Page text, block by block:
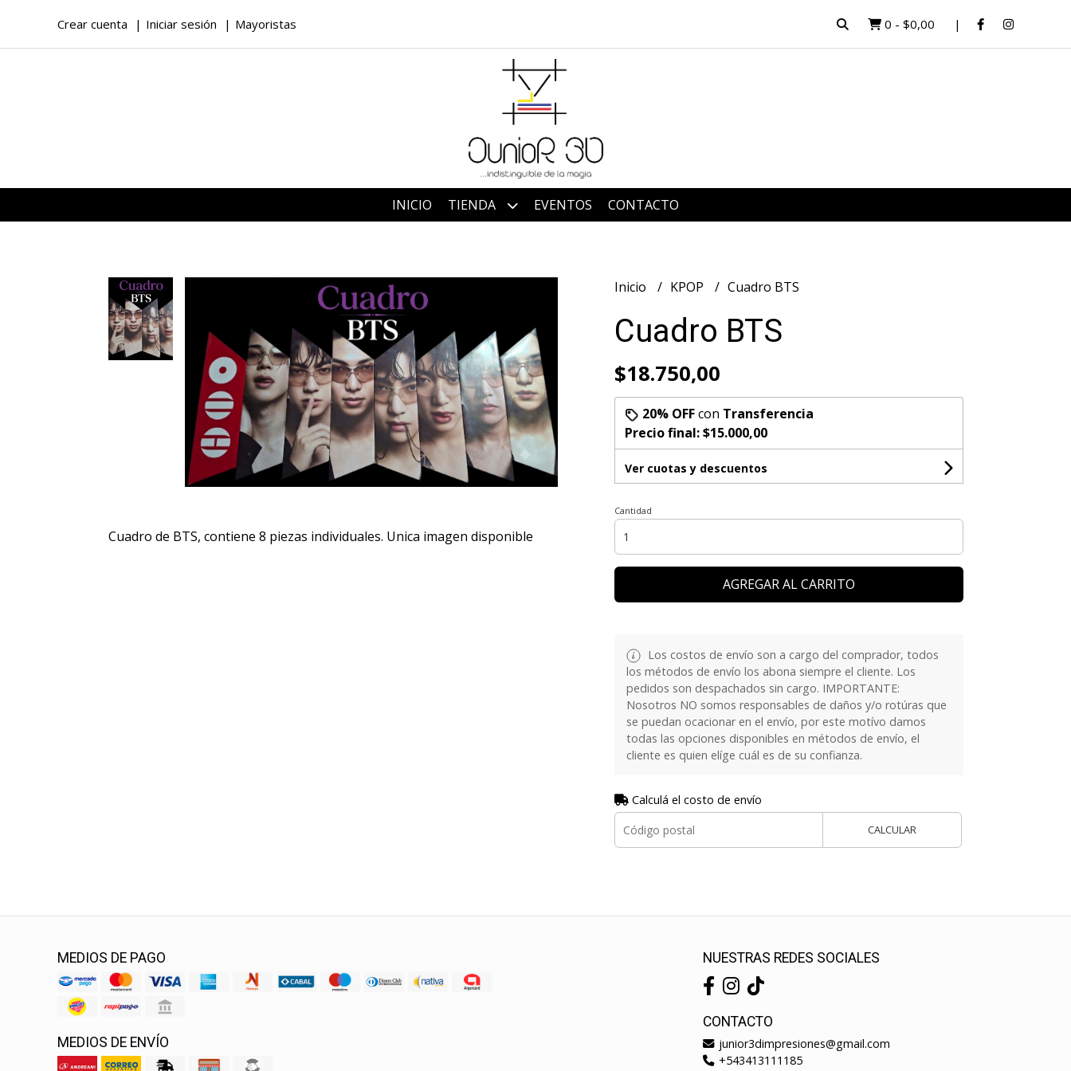
Crear cuenta Iniciar sesión Mayoristas 0 - $0,00
INICIO TIENDA EVENTOS CONTACTO
Cuadro de BTS, contiene 8 piezas individuales. Unica imagen disponible
Inicio KPOP Cuadro BTS
Cuadro BTS
$18.750,00
20% OFFcon Transferencia
Precio final:$15.000,00
Ver cuotas y descuentos
Cantidad
AGREGAR AL CARRITO
Los costos de envío son a cargo del comprador, todos
los métodos de envío los abona siempre el cliente. Los
pedidos son despachados sin cargo. IMPORTANTE:
Nosotros NO somos responsables de daños y/o rotúras que
se puedan ocacionar en el envío, por este motívo damos
todas las opciones disponibles en métodos de envío, el
cliente es quien elíge cuál es de su confianza.
Calculá el costo de envío
CALCULAR
MEDIOS DE PAGO
MEDIOS DE ENVÍO
NUESTRAS REDES SOCIALES
CONTACTO
junior3dimpresiones@gmail.com
+543413111185